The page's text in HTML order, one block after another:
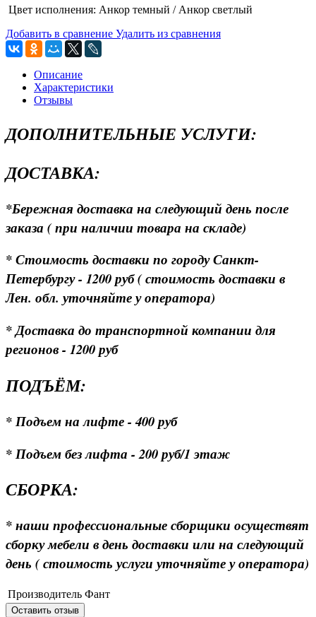
Цвет исполнения: Анкор темный / Анкор светлый
Добавить в сравнение Удалить из сравнения
Описание
Характеристики
Отзывы
ДОПОЛНИТЕЛЬНЫЕ УСЛУГИ:
ДОСТАВКА:
*Бережная доставка на следующий день после
заказа ( при наличии товара на складе)
* Стоимость доставки по городу Санкт-
Петербургу - 1200 руб ( стоимость доставки в
Лен. обл. уточняйте у оператора)
* Доставка до транспортной компании для
регионов - 1200 руб
ПОДЪЁМ:
* Подъем на лифте - 400 руб
* Подъем без лифта - 200 руб/1 этаж
СБОРКА:
* наши профессиональные сборщики осуществят
сборку мебели в день доставки или на следующий
день ( стоимость услуги уточняйте у оператора)
Производитель Фант
Оставить отзыв